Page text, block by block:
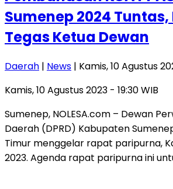
Sumenep 2024 Tuntas,
Tegas Ketua Dewan
Daerah | News | Kamis, 10 Agustus
Kamis, 10 Agustus 2023 - 19:30 WIB
Sumenep, NOLESA.com – Dewan
Daerah (DPRD) Kabupaten
Timur menggelar rapat paripurna,
2023. Agenda rapat paripurna ini